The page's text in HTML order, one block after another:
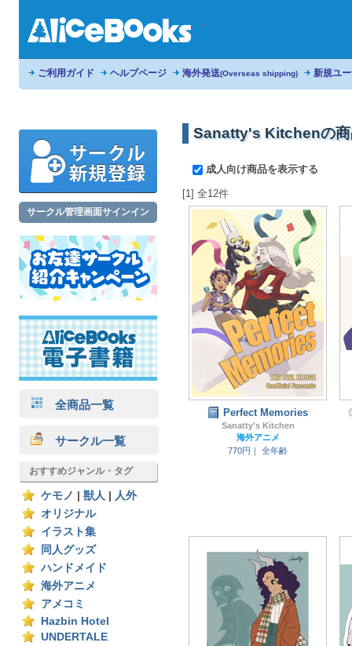
ご利用ガイド ヘルプページ 海外発送(Overseas shipping) 新規ユ
サークル管理画面サインイン
全商品一覧
サークル一覧
おすすめジャンル・タグ
ケモノ 獣人
人外
オリジナル
イラスト集
同人グッズ
ハンドメイド
海外アニメ
アメコミ
Hazbin Hotel
UNDERTALE
Sanatty's Kitchenの商
成人向け商品を表示する
[1] 全12件
Perfect Memories
Sanatty's Kitchen
海外アニメ
770円｜
全年齢